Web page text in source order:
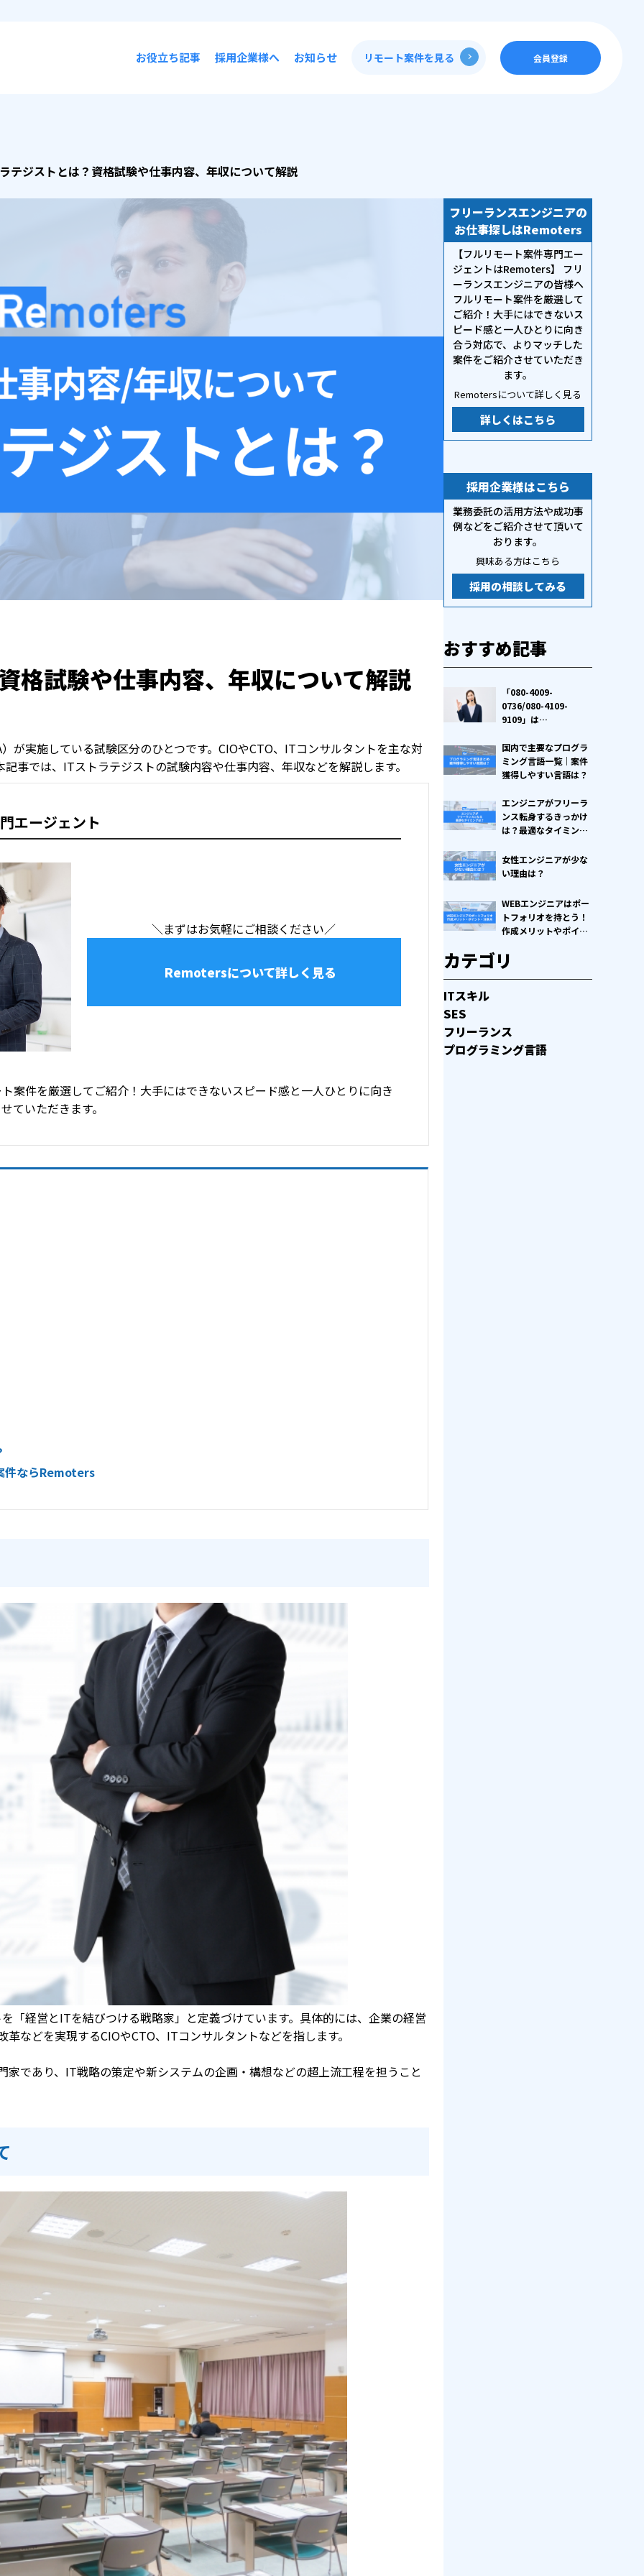
お役立ち記事 採用企業様へ お知らせ リモート案件を見る 会員登録
テジストとは？資格試験や仕事内容、年収について解説
格試験や仕事内容、年収について解説
が実施している試験区分のひとつです。CIOやCTO、ITコンサルタントを主な対
事では、ITストラテジストの試験内容や仕事内容、年収などを解説します。
エージェント
＼まずはお気軽にご相談ください／
Remotersについて詳しく見る
案件を厳選してご紹介！大手にはできないスピード感と一人ひとりに向き
ていただきます。
件ならRemoters
「経営とITを結びつける戦略家」と定義づけています。具体的には、企業の経営
などを実現するCIOやCTO、ITコンサルタントなどを指します。
であり、IT戦略の策定や新システムの企画・構想などの超上流工程を担うこと
フリーランスエンジニアの
お仕事探しはRemoters
【フルリモート案件専門エー
ジェントはRemoters】 フリ
ーランスエンジニアの皆様へ
フルリモート案件を厳選して
ご紹介！大手にはできないス
ピード感と一人ひとりに向き
合う対応で、よりマッチした
案件をご紹介させていただき
ます。
Remotersについて詳しく見る
詳しくはこちら
採用企業様はこちら
業務委託の活用方法や成功事
例などをご紹介させて頂いて
おります。
興味ある方はこちら
採用の相談してみる
おすすめ記事
「080-4009-
0736/080-4109-
9109」は
TERAZ）の電話番号で
す。用件やサービスの
特徴は？
国内で主要なプログラ
ミング言語一覧｜案件
獲得しやすい言語は？
エンジニアがフリーラ
ンス転身するきっかけ
は？最適なタイミング
女性エンジニアが少な
い理由は？
WEBエンジニアはポー
トフォリオを持とう！
作成メリットやポイン
カテゴリ
ITスキル
SES
フリーランス
プログラミング言語